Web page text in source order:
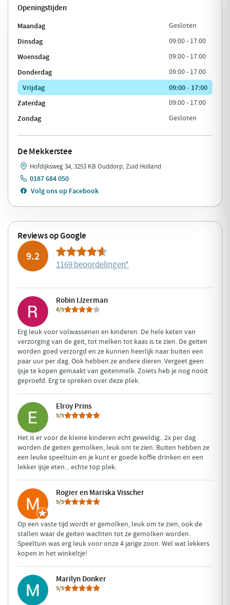
Openingstijden
Maandag Gesloten
Dinsdag 09:00 - 17:00
Woensdag 09:00 - 17:00
Donderdag 09:00 - 17:00
Vrijdag
09:00 - 17:00
Zaterdag
09:00 - 17:00
Zondag Gesloten
De Mekkerstee
Hofdijksweg 34, 3253 KB Ouddorp, Zuid Holland
0187 684 050
Volg ons op Facebook
Reviews op Google
9.2
1169 beoordelingen*
Robin IJzerman
4/5
Erg leuk voor volwassenen en kinderen. De hele keten van
verzorging van de geit, tot melken tot kaas is te zien. De geiten
worden goed verzorgd en ze kunnen heerlijk naar buiten een
paar uur per dag. Ook hebben ze andere dieren. Vergeet geen
ijsje te kopen gemaakt van geitenmelk. Zoiets heb je nog nooit
geproefd. Erg te spreken over deze plek.
Elroy Prins
5/5
Het is er voor de kleine kinderen echt geweldig.. 2x per dag
worden de geiten gemolken, leuk om te zien. Buiten hebben ze
een leuke speeltuin en je kunt er goede koffie drinken en een
lekker ijsje eten... echte top plek.
Rogier en Mariska Visscher
5/5
Op een vaste tijd wordt er gemolken, leuk om te zien, ook de
stallen waar de geiten wachten tot ze gemolken worden.
Speeltuin was erg leuk voor onze 4 jarige zoon. Wel wat lekkers
kopen in het winkeltje!
Marilyn Donker
5/5